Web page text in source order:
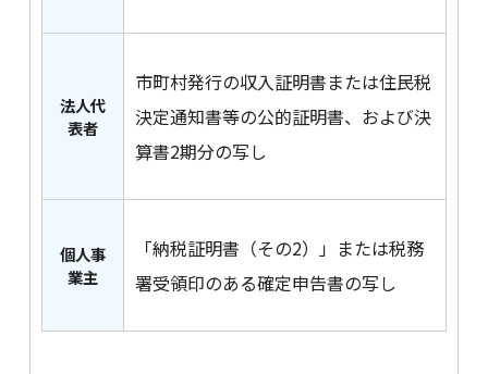
法人代
表者
市町村発行の収入証明書または住民税
決定通知書等の公的証明書、および決
算書2期分の写し
個人事
業主
「納税証明書（その2）」または税務
署受領印のある確定申告書の写し